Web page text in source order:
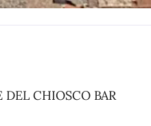
DEL CHIOSCO BAR